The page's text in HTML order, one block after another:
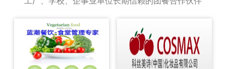
支撑同时也为企业降低采